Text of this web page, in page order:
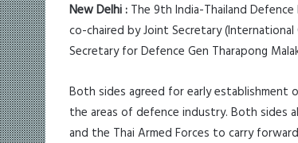
New Delhi : The 9th India-Thailand
co-chaired by Joint Secretary
Secretary for Defence Gen Tharapong
Both sides agreed for early
the areas of defence industry. Both sides
and the Thai Armed Forces to carry